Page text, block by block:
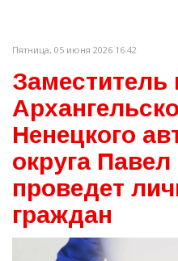
Пятница, 05 июня 2026 16:42
Заместитель
Ненецкого
округа
проведет
граждан